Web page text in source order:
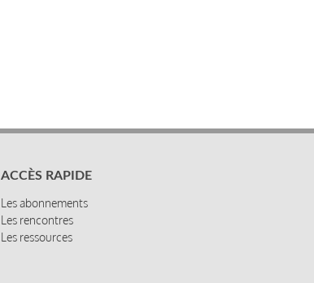
ACCÈS RAPIDE
Les abonnements
Les rencontres
Les ressources